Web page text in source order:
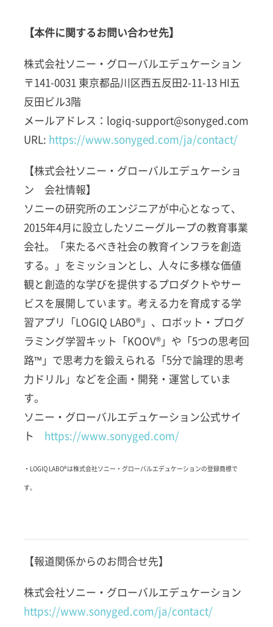
【本件に関するお問い合わせ先】
株式会社ソニー・グローバルエデュケーション
〒141-0031 東京都品川区西五反田2-11-13 HI五
反田ビル3階
メールアドレス：logiq-support@sonyged.com
URL: https://www.sonyged.com/ja/contact/
【株式会社ソニー・グローバルエデュケーショ
ン 会社情報】
ソニーの研究所のエンジニアが中心となって、
2015年4月に設立したソニーグループの教育事業
会社。「来たるべき社会の教育インフラを創造
する。」をミッションとし、人々に多様な価値
観と創造的な学びを提供するプロダクトやサー
ビスを展開しています。考える力を育成する学
習アプリ「LOGIQ LABO®」、ロボット・プログ
ラミング学習キット「KOOV®」や「5つの思考回
路™」で思考力を鍛えられる「5分で論理的思考
力ドリル」などを企画・開発・運営していま
す。
ソニー・グローバルエデュケーション公式サイ
ト
https://www.sonyged.com/
・LOGIQ LABO®は株式会社ソニー・グローバルエデュケーションの登録商標で
す。
【報道関係からのお問合せ先】
株式会社ソニー・グローバルエデュケーション
https://www.sonyged.com/ja/contact/